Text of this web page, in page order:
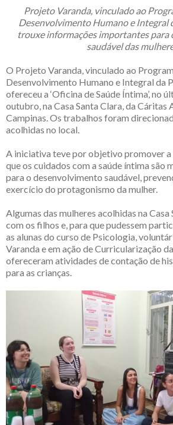
Projeto Varanda, vinculado ao
Desenvolvimento Humano e Integral
trouxe informações importantes para
saudável das
O Projeto Varanda, vinculado ao
Desenvolvimento Humano e Integral da
ofereceu a ‘Oficina de Saúde Íntima’, no
outubro, na Casa Santa Clara, da Cáritas
Campinas. Os trabalhos foram
acolhidas no local.
A iniciativa teve por objetivo promover
que os cuidados com a saúde íntima são
para o desenvolvimento saudável,
exercício do protagonismo da mulher.
Algumas das mulheres acolhidas na Casa
com os filhos e, para que pudessem
as alunas do curso de Psicologia,
Varanda e em ação de Curricularização
ofereceram atividades de contação de
para as crianças.